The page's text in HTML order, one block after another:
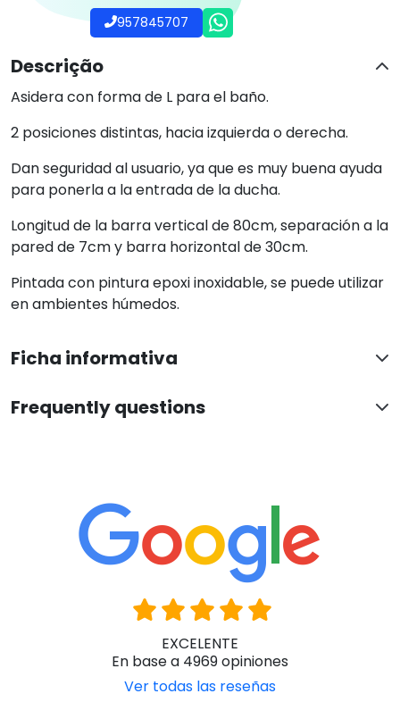
957845707
Descrição
Asidera con forma de L para el baño.
2 posiciones distintas, hacia izquierda o derecha.
Dan seguridad al usuario, ya que es muy buena ayuda
para ponerla a la entrada de la ducha.
Longitud de la barra vertical de 80cm, separación a la
pared de 7cm y barra horizontal de 30cm.
Pintada con pintura epoxi inoxidable, se puede utilizar
en ambientes húmedos.
Ficha informativa
Frequently questions
EXCELENTE
En base a 4969 opiniones
Ver todas las reseñas